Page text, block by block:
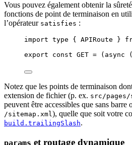
Vous pouvez également obtenir la
fonctions de point de terminaison en
l’opérateur satisfies :
import type { APIRoute }
export const GET = ( async (
Notez que les points de terminaison
extension de fichier (p. ex. src/
peuvent être accessibles que sans
/sitemap.xml), quelle que soit votre
build.trailingSlash.
params et routage dynamique